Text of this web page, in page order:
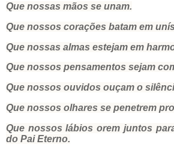
Que nossas mãos se unam.
Que nossos corações batam em
Que nossas almas estejam em
Que nossos pensamentos sejam
Que nossos ouvidos ouçam o
Que nossos olhares se penetrem
Que nossos lábios orem juntos
do Pai Eterno.